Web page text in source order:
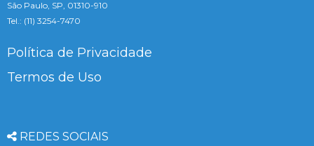
São Paulo, SP, 01310-910
Tel.: (11) 3254-7470
Política de Privacidade
Termos de Uso
REDES SOCIAIS